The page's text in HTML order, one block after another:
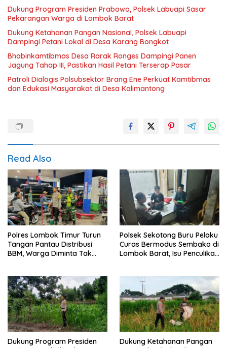
Dukung Program Presiden Prabowo, Polsek Labuapi Sasar
Pekarangan Warga di Lombok Barat
Dukung Ketahanan Pangan Nasional, Polsek Labuapi
Dampingi Petani Lokal di Desa Karang Bongkot
Bhabinkamtibmas Desa Rarak Ronges Dampingi Panen
Jagung Tahap III, Pastikan Hasil Petani Terserap Pasar
Patroli Dialogis Polsubsektor Brang Ene Perkuat Kamtibmas
dan Edukasi Masyarakat di Desa Kalimantong
Read Also
Polres Lombok Timur Turun
Tangan Pantau Distribusi
BBM, Warga Diminta Tak
Polsek Sekotong Buru Pelaku
Curas Bermodus Sembako di
Lombok Barat, Isu Penculikan
Dukung Program Presiden
Dukung Ketahanan Pangan